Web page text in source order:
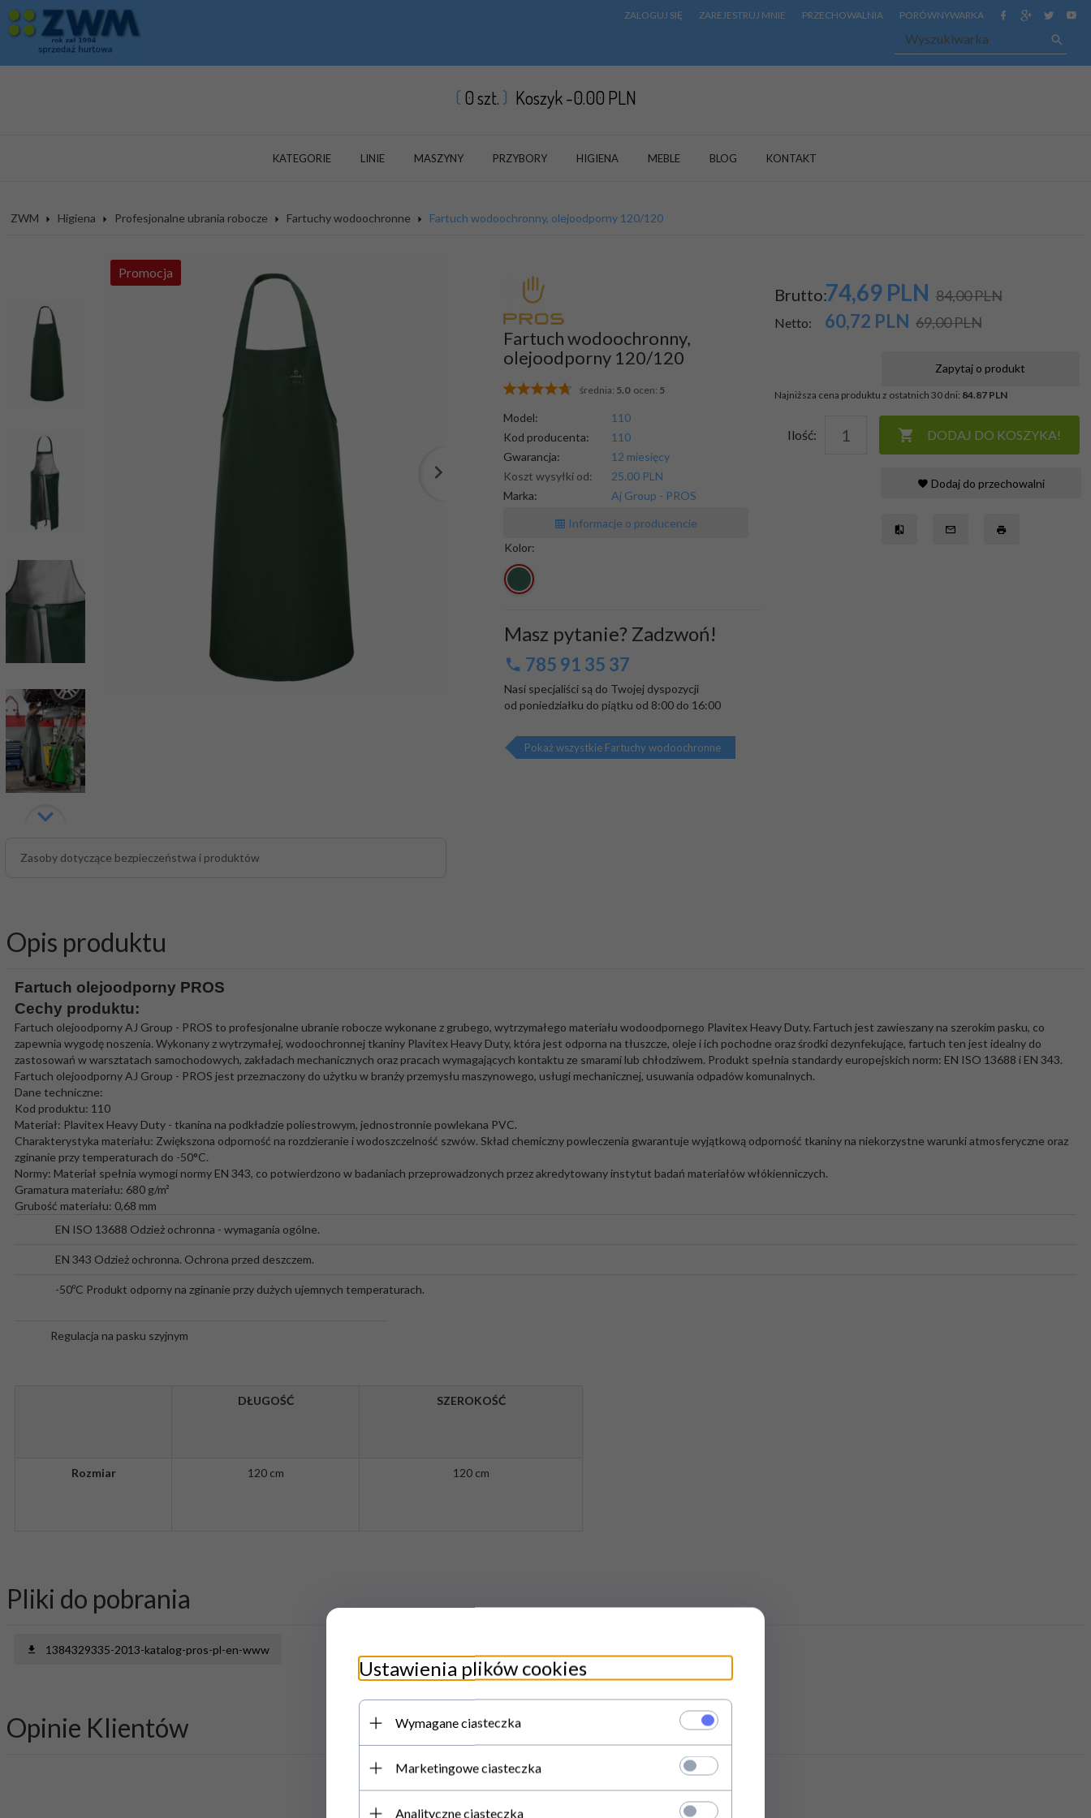
ZALOGUJ SIĘ ZAREJESTRUJ MNIE PRZECHOWALNIA PORÓWNYWARKA
0szt. Koszyk -0.00 PLN
KATEGORIE LINIE MASZYNY PRZYBORY HIGIENA MEBLE BLOG KONTAKT
ZWM Higiena Profesjonalne ubrania robocze Fartuchy wodoochronne Fartuch wodoochronny, olejoodporny 120/120
Promocja
Zasoby dotyczące bezpieczeństwa i produktów
Fartuch wodoochronny,
olejoodporny 120/120
średnia: 5.0ocen: 5
Model:
110
Kod producenta:
110
Gwarancja:
12 miesięcy
Koszt wysyłki od:
25.00 PLN
Marka:
Aj Group - PROS
Informacje o producencie
Kolor:
Masz pytanie? Zadzwoń!
785 91 35 37
Nasi specjaliści są do Twojej dyspozycji
od poniedziałku do piątku od 8:00 do 16:00
Pokaż wszystkie Fartuchy wodoochronne
Brutto:74,69 PLN 84,00 PLN
Netto: 60,72 PLN 69,00 PLN
Zapytaj o produkt
Najniższa cena produktu z ostatnich 30 dni: 84.87 PLN
Ilość: DODAJ DO KOSZYKA!
Dodaj do przechowalni
Opis produktu
Fartuch olejoodporny PROS
Cechy produktu:
Fartuch olejoodporny AJ Group - PROS to profesjonalne ubranie robocze wykonane z grubego, wytrzymałego materiału wodoodpornego Plavitex Heavy Duty. Fartuch jest zawieszany na szerokim pasku, co
zapewnia wygodę noszenia. Wykonany z wytrzymałej, wodoochronnej tkaniny Plavitex Heavy Duty, która jest odporna na tłuszcze, oleje i ich pochodne oraz środki dezynfekujące, fartuch ten jest idealny do
zastosowań w warsztatach samochodowych, zakładach mechanicznych oraz pracach wymagających kontaktu ze smarami lub chłodziwem. Produkt spełnia standardy europejskich norm: EN ISO 13688 i EN 343.
Fartuch olejoodporny AJ Group - PROS jest przeznaczony do użytku w branży przemysłu maszynowego, usługi mechanicznej, usuwania odpadów komunalnych.
Dane techniczne:
Kod produktu: 110
Materiał: Plavitex Heavy Duty - tkanina na podkładzie poliestrowym, jednostronnie powlekana PVC.
Charakterystyka materiału: Zwiększona odporność na rozdzieranie i wodoszczelność szwów. Skład chemiczny powleczenia gwarantuje wyjątkową odporność tkaniny na niekorzystne warunki atmosferyczne oraz
zginanie przy temperaturach do -50°C.
Normy: Materiał spełnia wymogi normy EN 343, co potwierdzono w badaniach przeprowadzonych przez akredytowany instytut badań materiałów włókienniczych.
Gramatura materiału: 680 g/m²
Grubość materiału: 0,68 mm
EN ISO 13688 Odzież ochronna - wymagania ogólne.
EN 343 Odzież ochronna. Ochrona przed deszczem.
-50ºC Produkt odporny na zginanie przy dużych ujemnych temperaturach.
Regulacja na pasku szyjnym
DŁUGOŚĆ SZEROKOŚĆ
Rozmiar 120 cm 120 cm
Pliki do pobrania
1384329335-2013-katalog-pros-pl-en-www
Opinie Klientów
Ustawienia plików cookies
Wymagane ciasteczka
Marketingowe ciasteczka
Analityczne ciasteczka